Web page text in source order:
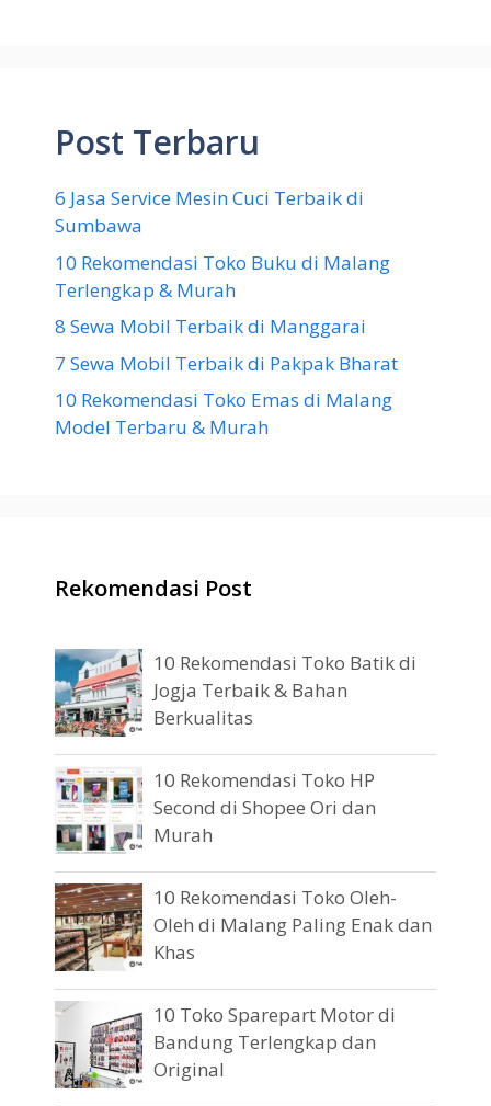
Post Terbaru
6 Jasa Service Mesin Cuci Terbaik di
Sumbawa
10 Rekomendasi Toko Buku di Malang
Terlengkap & Murah
8 Sewa Mobil Terbaik di Manggarai
7 Sewa Mobil Terbaik di Pakpak Bharat
10 Rekomendasi Toko Emas di Malang
Model Terbaru & Murah
Rekomendasi Post
10 Rekomendasi Toko Batik di
Jogja Terbaik & Bahan
Berkualitas
10 Rekomendasi Toko HP
Second di Shopee Ori dan
Murah
10 Rekomendasi Toko Oleh-
Oleh di Malang Paling Enak dan
Khas
10 Toko Sparepart Motor di
Bandung Terlengkap dan
Original